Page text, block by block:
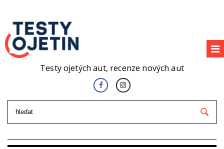
Testy ojetých aut, recenze nových aut